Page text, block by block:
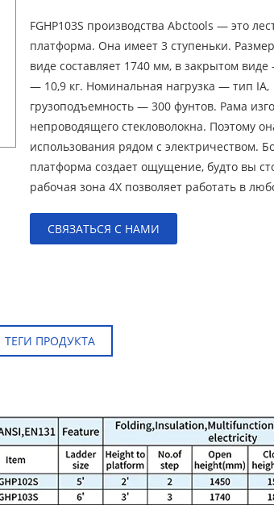
FGHP103S производства Abctools — это
платформа. Она имеет 3 ступеньки.
виде составляет 1740 мм, в закрытом
— 10,9 кг. Номинальная нагрузка — тип IA,
грузоподъемность — 300 фунтов. Рама
непроводящего стекловолокна. Поэтому
использования рядом с электричеством.
платформа создает ощущение, будто вы
рабочая зона 4X позволяет работать в
СВЯЗАТЬСЯ С НАМИ
ТЕГИ ПРОДУКТА